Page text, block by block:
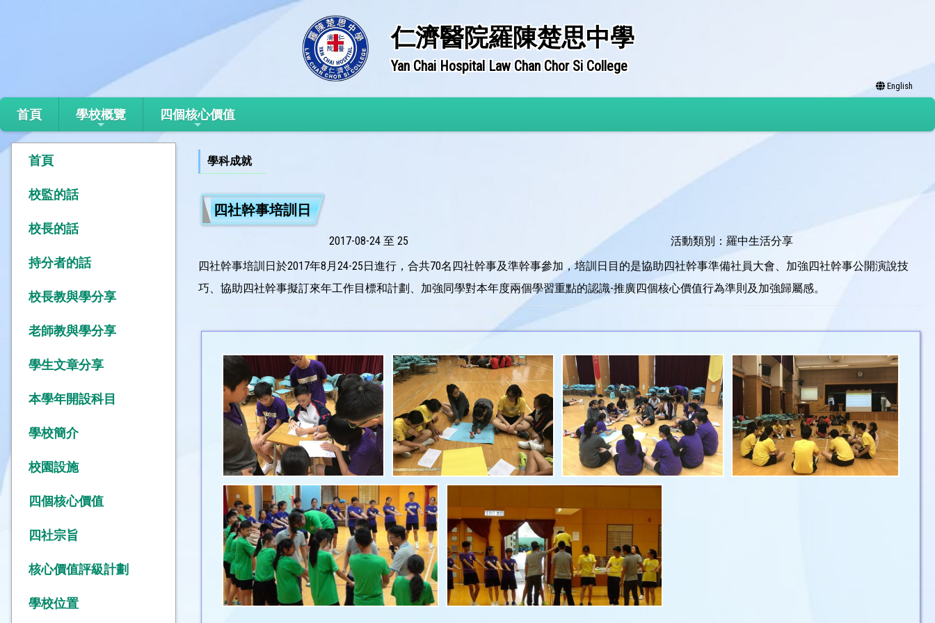
仁濟醫院羅陳楚思中學
Yan Chai Hospital Law Chan Chor Si College
English
首頁 學校概覽 四個核心價值
首頁
校監的話
校長的話
持分者的話
校長教與學分享
老師教與學分享
學生文章分享
本學年開設科目
學校簡介
校園設施
四個核心價值
四社宗旨
核心價值評級計劃
學校位置
學科成就
四社幹事培訓日
2017-08-24 至 25
活動類別：羅中生活分享
四社幹事培訓日於2017年8月24-25日進行，合共70名四社幹事及準幹事參加，培訓日目的是協助四社幹事準備社員大會、加強四社幹事公開演說技
巧、協助四社幹事擬訂來年工作目標和計劃、加強同學對本年度兩個學習重點的認識-推廣四個核心價值行為準則及加強歸屬感。